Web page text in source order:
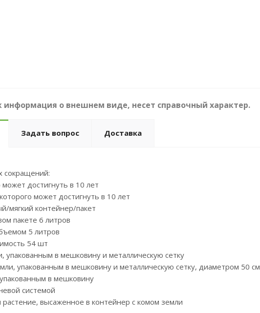
информация о внешнем виде, несет справочный характер.
Задать вопрос Доставка
сокращений:
достигнуть в 10 лет
может достигнуть в 10 лет
мягкий контейнер/пакет
пакете 6 литров
5 литров
54 шт
упакованным в мешковину и металлическую сетку
упакованным в мешковину и металлическую сетку, диаметром 50 см
в мешковину
системой
высаженное в контейнер с комом земли